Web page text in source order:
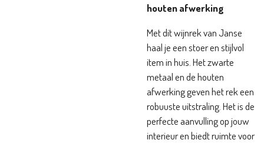
houten afwerking
Met dit wijnrek van Janse
haal je een stoer en stijlvol
item in huis. Het zwarte
metaal en de houten
afwerking geven het rek een
robuuste uitstraling. Het is de
perfecte aanvulling op jouw
interieur en biedt ruimte voor